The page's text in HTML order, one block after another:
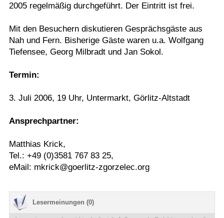
2005 regelmäßig durchgeführt. Der Eintritt ist frei.
Mit den Besuchern diskutieren Gesprächsgäste aus
Nah und Fern. Bisherige Gäste waren u.a. Wolfgang
Tiefensee, Georg Milbradt und Jan Sokol.
Termin:
3. Juli 2006, 19 Uhr, Untermarkt, Görlitz-Altstadt
Ansprechpartner:
Matthias Krick,
Tel.: +49 (0)3581 767 83 25,
eMail: mkrick@goerlitz-zgorzelec.org
Lesermeinungen (0)